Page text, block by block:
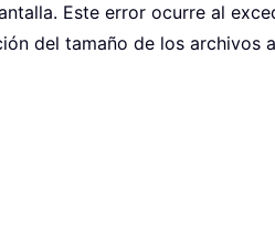
Este error ocurre al
del tamaño de los archivos